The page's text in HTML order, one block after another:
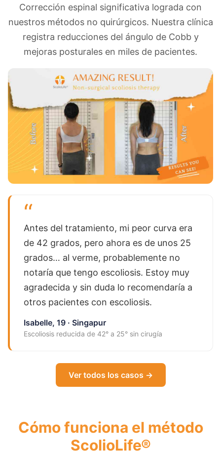
Corrección espinal significativa lograda con
nuestros métodos no quirúrgicos. Nuestra clínica
registra reducciones del ángulo de Cobb y
mejoras posturales en miles de pacientes.
“
Antes del tratamiento, mi peor curva era
de 42 grados, pero ahora es de unos 25
grados… al verme, probablemente no
notaría que tengo escoliosis. Estoy muy
agradecida y sin duda lo recomendaría a
otros pacientes con escoliosis.
Isabelle, 19 · Singapur
Escoliosis reducida de 42° a 25° sin cirugía
Ver todos los casos →
Cómo funciona el método
ScolioLife®